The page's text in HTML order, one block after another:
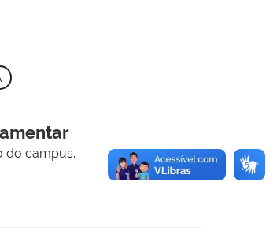
do campus.